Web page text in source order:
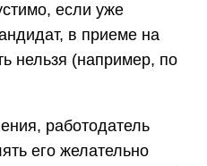
если уже
в приеме на
нельзя (например, по
работодатель
его желательно